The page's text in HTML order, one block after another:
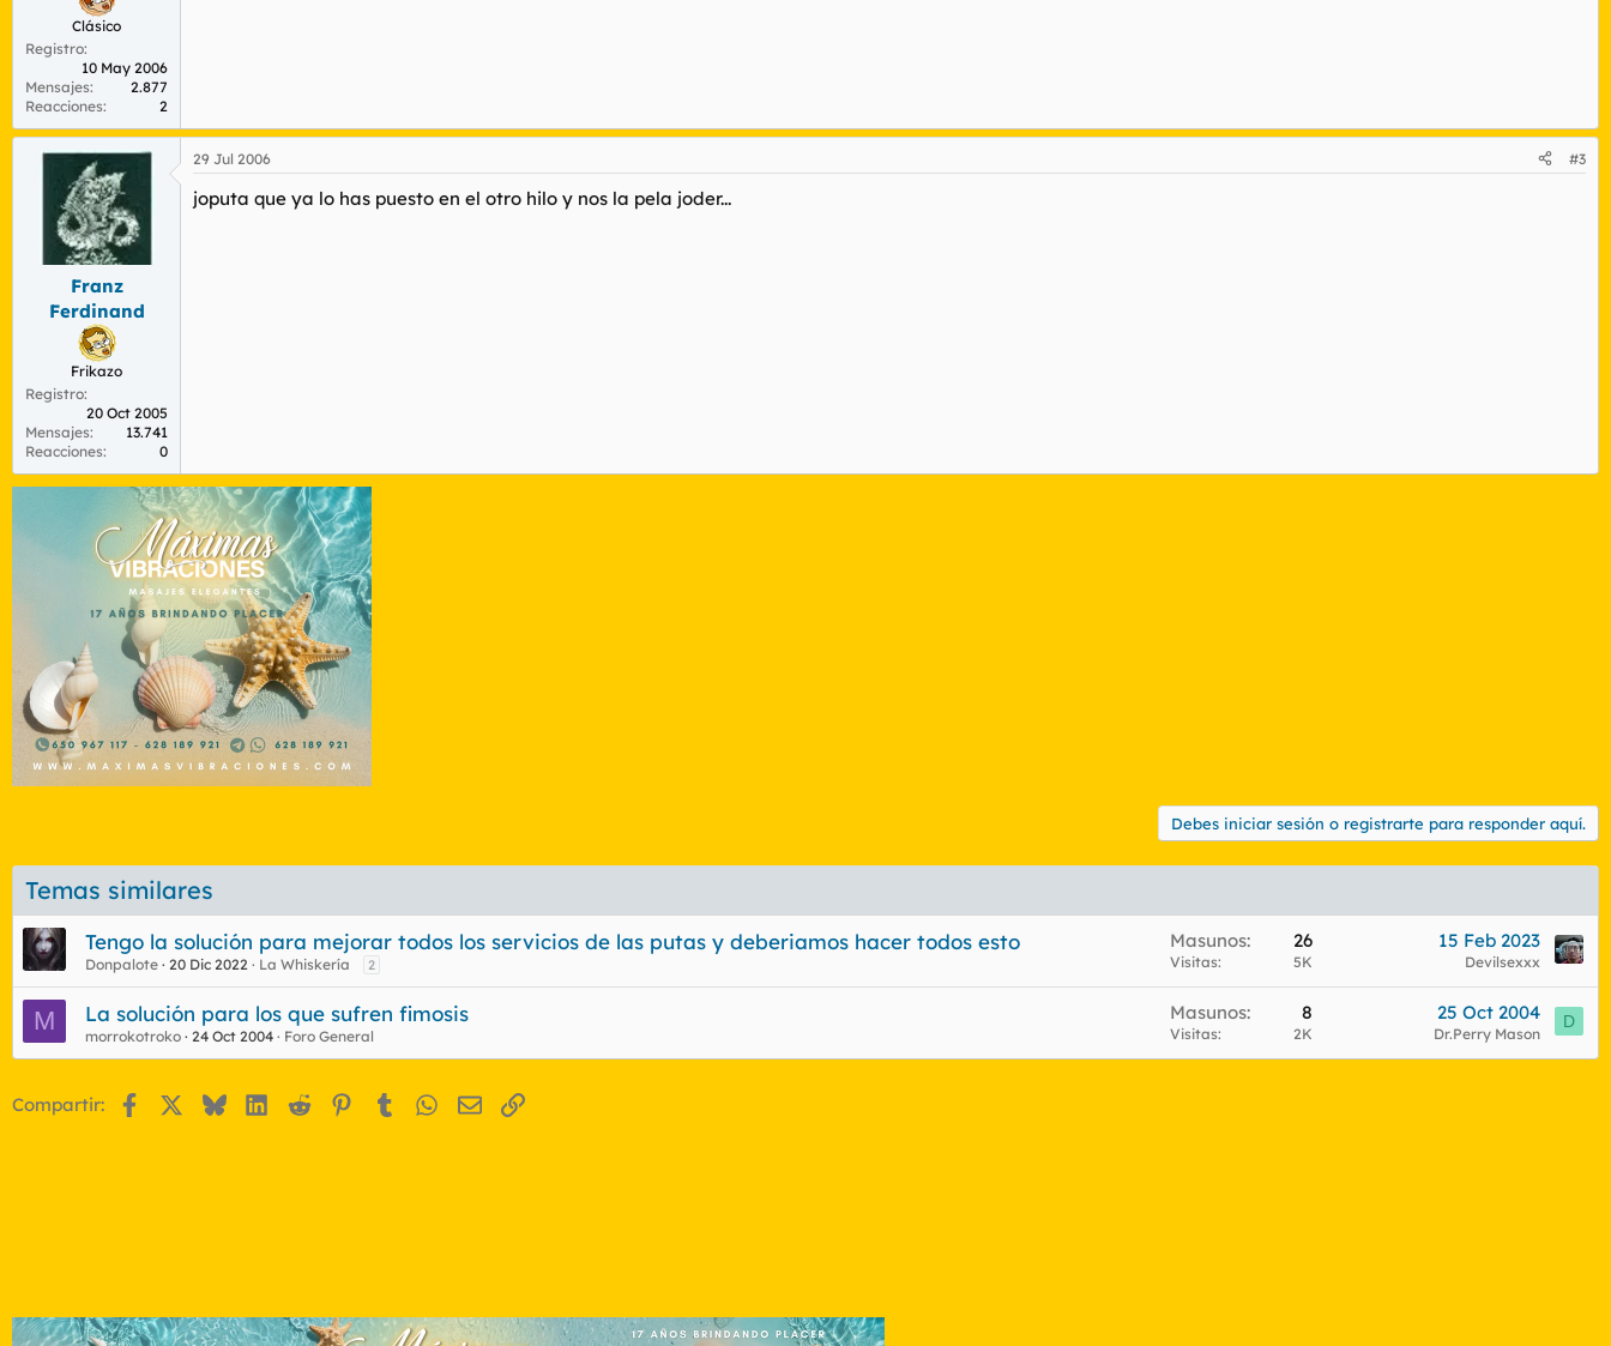
Clásico
Registro
10 May 2006
Mensajes
2.877
Reacciones
2
Franz
Ferdinand
Frikazo
Registro
20 Oct 2005
Mensajes
13.741
Reacciones
0
29 Jul 2006 #3
joputa que ya lo has puesto en el otro hilo y nos la pela joder...
Debes iniciar sesión o registrarte para responder aquí.
Temas similares
Tengo la solución para mejorar todos los servicios de las putas y deberiamos hacer todos esto
Donpalote 20 Dic 2022 La Whiskería 2
Masunos 26
Visitas 5K
15 Feb 2023
Devilsexxx
M La solución para los que sufren fimosis
morrokotroko 24 Oct 2004 Foro General
Masunos 8
Visitas 2K
25 Oct 2004
Dr.Perry Mason
D
Compartir: FacebookBlueskyLinkedIn
Reddit Pinterest
Tumblr WhatsApp
EmailEnlace